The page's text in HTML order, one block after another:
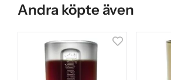
Andra köpte även